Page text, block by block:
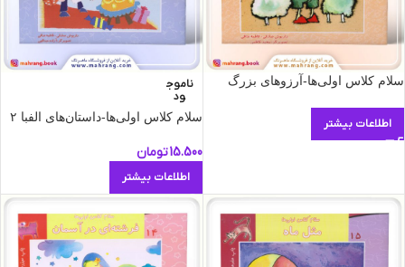
سلام كلاس اولی‌ها-آرزوهای بزرگ
اطلاعات بیشتر
ناموج
ود
سلام كلاس اولی‌ها-داستان‌های الفبا ۲
15.500تومان
اطلاعات بیشتر